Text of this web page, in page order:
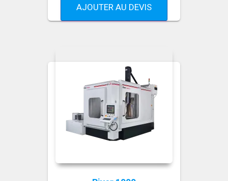
AJOUTER AU DEVIS